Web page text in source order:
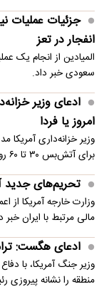
جزئیات عملیات
انفجار در تعز
المیادین از انجام یک
سعودی خبر داد.
ادعای وزیر
امروز یا فردا
وزیر خزانه‌داری آمریکا
برای آتش‌بس ۳۰ تا ۶۰ روزه حاصل شود و با…
تحریم‌های جدید
وزارت خارجه آمریکا از
مالی مرتبط با ایران خبر
ادعای هگست:
وزیر جنگ آمریکا، با
منطقه را نشانه پیروزی